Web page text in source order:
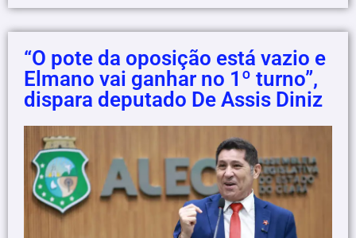
“O pote da oposição está vazio e
Elmano vai ganhar no 1º turno”,
dispara deputado De Assis Diniz